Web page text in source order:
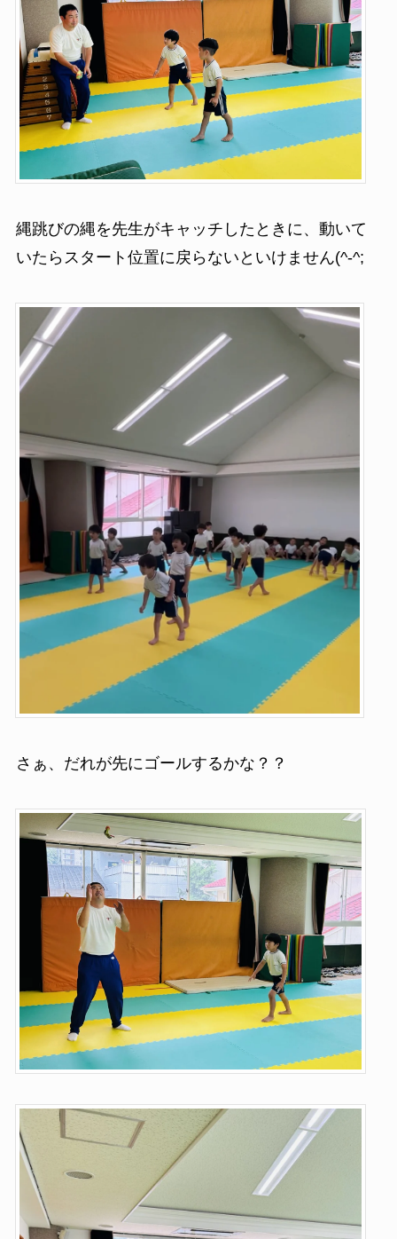
縄跳びの縄を先生がキャッチしたときに、動いて
いたらスタート位置に戻らないといけません(^-^;
さぁ、だれが先にゴールするかな？？